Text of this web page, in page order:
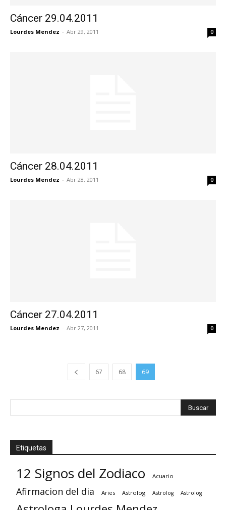
Cáncer 29.04.2011
Lourdes Mendez - Abr 29, 2011 0
Cáncer 28.04.2011
Lourdes Mendez - Abr 28, 2011 0
Cáncer 27.04.2011
Lourdes Mendez - Abr 27, 2011 0
67 68 69
Etiquetas
12 Signos del Zodiaco Acuario
Afirmacion del dia Aries Astrolog Astrolog Astrolog